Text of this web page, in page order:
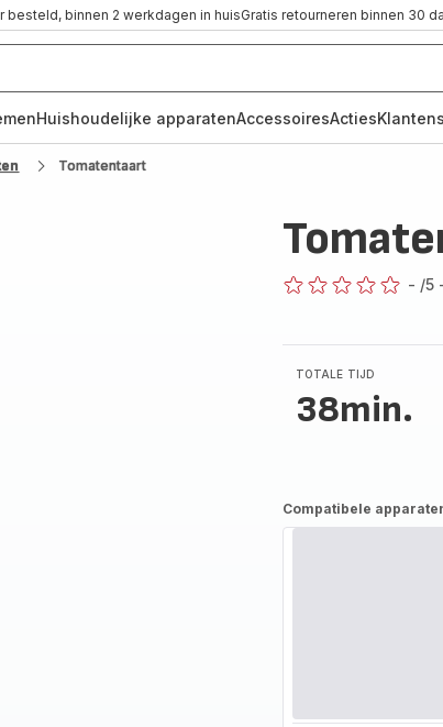
besteld, binnen 2 werkdagen in huisGratis retourneren binnen 30
Huishoudelijke apparatenAccessoiresActies
Tomatentaart
- /5
TOTALE TIJD
38min.
Compatibele